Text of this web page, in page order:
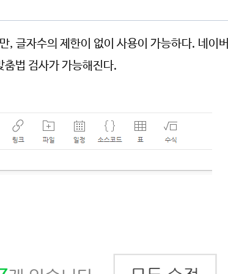
, 글자수의 제한이 없이 사용이 가능하다. 네이버
춤법 검사가 가능해진다.